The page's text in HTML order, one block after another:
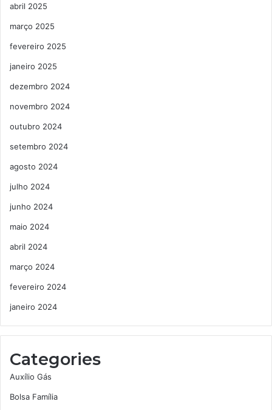
abril 2025
março 2025
fevereiro 2025
janeiro 2025
dezembro 2024
novembro 2024
outubro 2024
setembro 2024
agosto 2024
julho 2024
junho 2024
maio 2024
abril 2024
março 2024
fevereiro 2024
janeiro 2024
Categories
Auxílio Gás
Bolsa Família